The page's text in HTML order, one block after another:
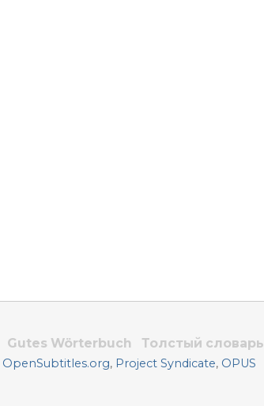
Gutes Wörterbuch Толстый словарь
OpenSubtitles.org, Project Syndicate, OPUS